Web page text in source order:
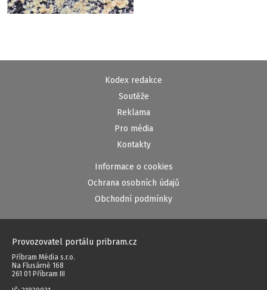
Kodex redakce
Soutěže
Reklama
Pro média
Kontakty
Informace o cookies
Ochrana osobních údajů
Obchodní podmínky
Provozovatel portálu pribram.cz
Příbram Média s.r.o.
Na Flusárně 168
261 01 Příbram III